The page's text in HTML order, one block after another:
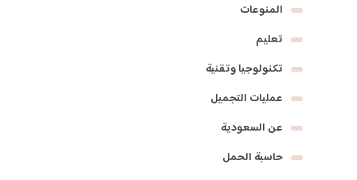
المنوعات
تعليم
تكنولوجيا وتقنية
عمليات التجميل
عن السعودية
حاسبة الحمل